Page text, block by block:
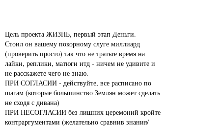
Цель проекта ЖИЗНЬ, первый этап Деньги.
Стоил он вашему покорному слуге миллиард
(проверить просто) так что не тратьте время на
лайки, реплики, матюги итд - ничем не удивите и
не расскажете чего не знаю.
ПРИ СОГЛАСИИ - действуйте, все расписано по
шагам (которые большинство Землян может сделать
не сходя с дивана)
ПРИ НЕСОГЛАСИИ без лишних церемоний кройте
контраргументами (желательно сравнив знания/